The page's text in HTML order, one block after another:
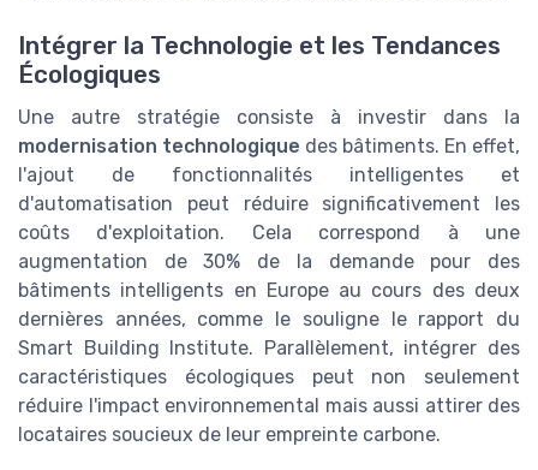
Intégrer la Technologie et les Tendances
Écologiques
Une autre stratégie consiste à investir dans la
modernisation technologique des bâtiments. En effet,
l'ajout de fonctionnalités intelligentes et
d'automatisation peut réduire significativement les
coûts d'exploitation. Cela correspond à une
augmentation de 30% de la demande pour des
bâtiments intelligents en Europe au cours des deux
dernières années, comme le souligne le rapport du
Smart Building Institute. Parallèlement, intégrer des
caractéristiques écologiques peut non seulement
réduire l'impact environnemental mais aussi attirer des
locataires soucieux de leur empreinte carbone.